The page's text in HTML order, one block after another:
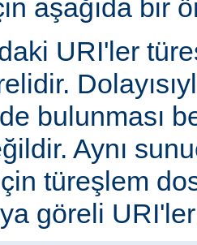
aşağıda bir
URI'ler
bulunması
Aynı
türeşlem
göreli